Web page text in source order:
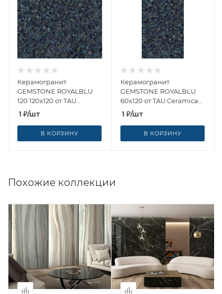
Керамогранит
GEMSTONE ROYALBLU
120 120x120 от TAU
Ceramica (Испания)
1 ₽/шт
В КОРЗИНУ
Керамогранит
GEMSTONE ROYALBLU
60x120 от TAU Ceramica
(Испания)
1 ₽/шт
В КОРЗИНУ
Похожие коллекции